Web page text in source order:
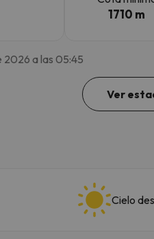
1710 m
2026 a las 05:45
Ver
Cielo